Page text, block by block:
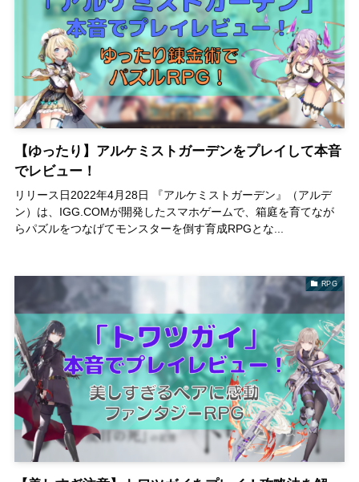
【ゆったり】アルケミストガーデンをプレイして本音
でレビュー！
リリース日2022年4月28日 『アルケミストガーデン』（アルデ
ン）は、IGG.COMが開発したスマホゲームで、箱庭を育てなが
らパズルをつなげてモンスターを倒す育成RPGとな...
RPG